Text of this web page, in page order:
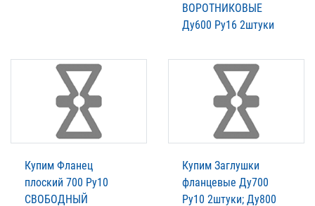
ВОРОТНИКОВЫЕ
Ду600 Ру16 2штуки
Купим Фланец
плоский 700 Ру10
СВОБОДНЫЙ
Купим Заглушки
фланцевые Ду700
Ру10 2штуки; Ду800